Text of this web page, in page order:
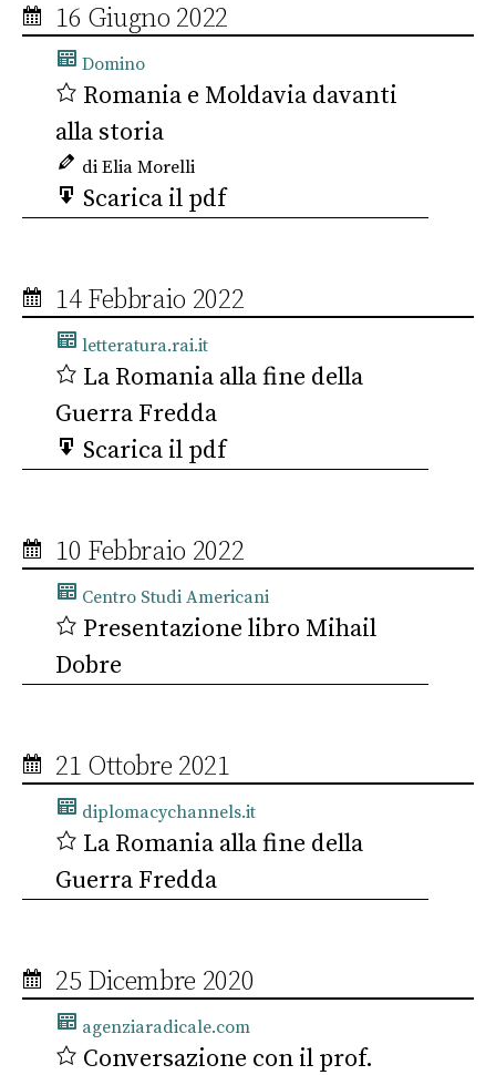
16 Giugno 2022
Domino
Romania e Moldavia davanti
alla storia
di Elia Morelli
Scarica il pdf
14 Febbraio 2022
letteratura.rai.it
La Romania alla fine della
Guerra Fredda
Scarica il pdf
10 Febbraio 2022
Centro Studi Americani
Presentazione libro Mihail
Dobre
21 Ottobre 2021
diplomacychannels.it
La Romania alla fine della
Guerra Fredda
25 Dicembre 2020
agenziaradicale.com
Conversazione con il prof.